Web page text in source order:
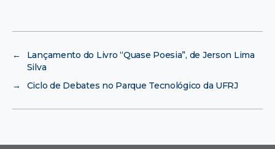
←
Lançamento do Livro “Quase Poesia”, de Jerson Lima
Silva
→
Ciclo de Debates no Parque Tecnológico da UFRJ